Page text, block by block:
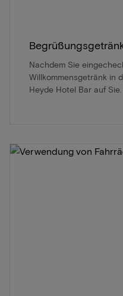
Nachdem Sie
Willkommensgetränk in
Heyde Hotel Bar auf Sie.